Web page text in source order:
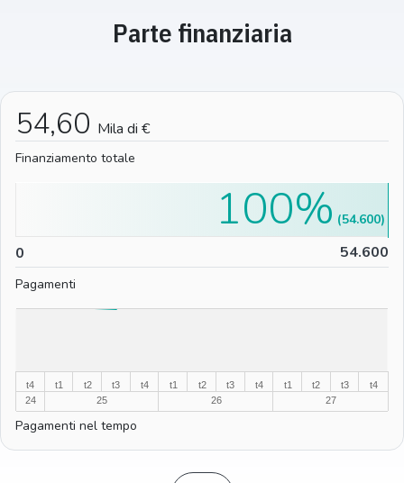
Parte finanziaria
54,60 Mila di €
Finanziamento totale
0 54.600
100% (54.600)
Pagamenti
t4
24
t1
25
t2 t3 t4
t1
26
t2 t3 t4
t1
27
t2 t3 t4
Pagamenti nel tempo